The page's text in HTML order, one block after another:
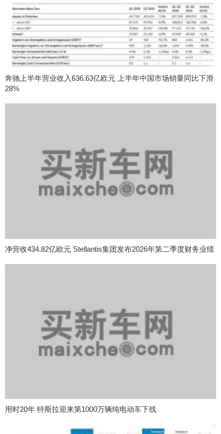
奔驰上半年营业收入636.63亿欧元 上半年中国市场销量同比下滑
28%
净营收434.82亿欧元 Stellantis集团发布2026年第二季度财务业绩
用时20年 特斯拉迎来第1000万辆纯电动车下线